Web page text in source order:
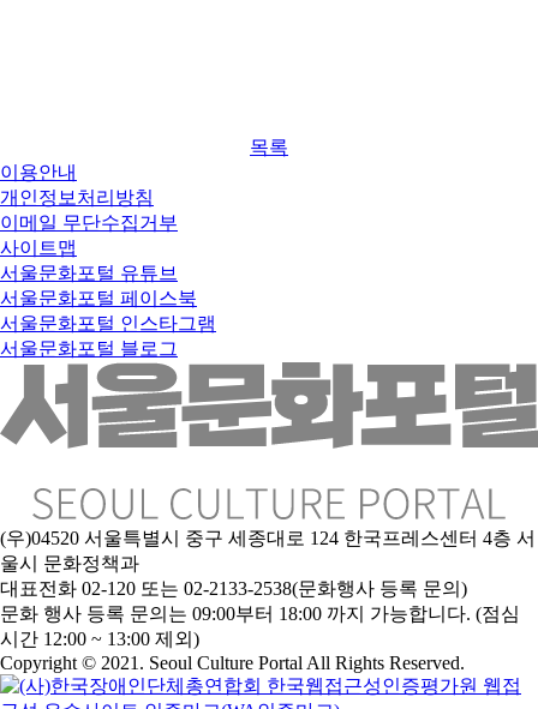
목록
이용안내
개인정보처리방침
이메일 무단수집거부
사이트맵
서울문화포털 유튜브
서울문화포털 페이스북
서울문화포털 인스타그램
서울문화포털 블로그
(우)04520 서울특별시 중구 세종대로 124 한국프레스센터 4층 서
울시 문화정책과
대표전화 02-120 또는 02-2133-2538(문화행사 등록 문의)
문화 행사 등록 문의는 09:00부터 18:00 까지 가능합니다. (점심
시간 12:00 ~ 13:00 제외)
Copyright © 2021. Seoul Culture Portal All Rights Reserved.